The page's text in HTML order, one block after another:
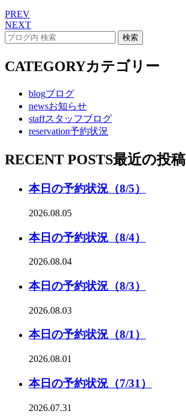
PREV
NEXT
CATEGORYカテゴリー
blogブログ
newsお知らせ
staffスタッフブログ
reservation予約状況
RECENT POSTS最近の投稿
本日の予約状況（8/5）
2026.08.05
本日の予約状況（8/4）
2026.08.04
本日の予約状況（8/3）
2026.08.03
本日の予約状況（8/1）
2026.08.01
本日の予約状況（7/31）
2026.07.31